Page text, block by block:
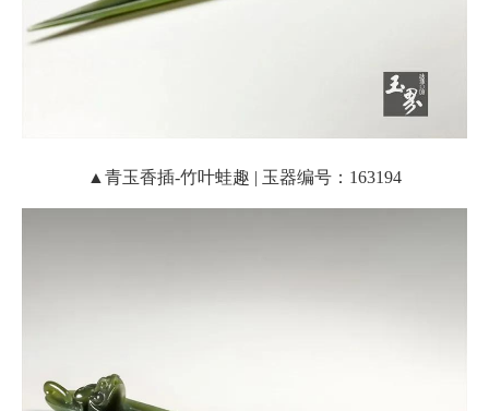
▲青玉香插-竹叶蛙趣 | 玉器编号：163194